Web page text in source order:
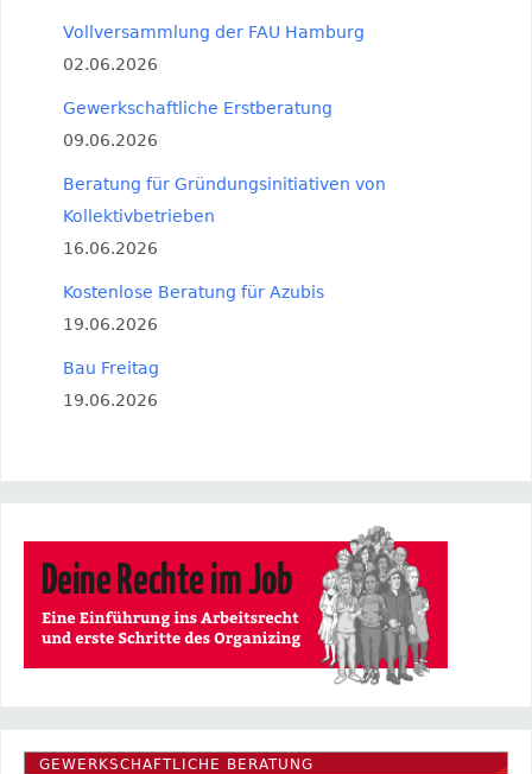
Vollversammlung der FAU Hamburg
02.06.2026
Gewerkschaftliche Erstberatung
09.06.2026
Beratung für Gründungsinitiativen von
Kollektivbetrieben
16.06.2026
Kostenlose Beratung für Azubis
19.06.2026
Bau Freitag
19.06.2026
GEWERKSCHAFTLICHE BERATUNG